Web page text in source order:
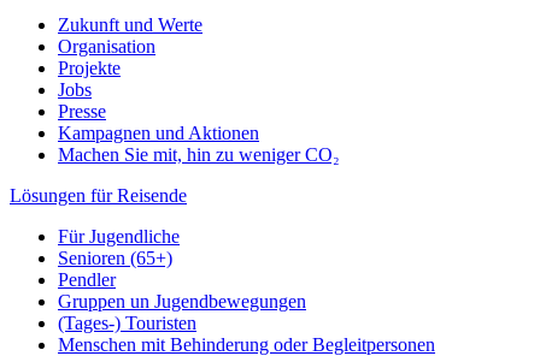
Zukunft und Werte
Organisation
Projekte
Jobs
Presse
Kampagnen und Aktionen
Machen Sie mit, hin zu weniger CO₂
Lösungen für Reisende
Für Jugendliche
Senioren (65+)
Pendler
Gruppen un Jugendbewegungen
(Tages-) Touristen
Menschen mit Behinderung oder Begleitpersonen